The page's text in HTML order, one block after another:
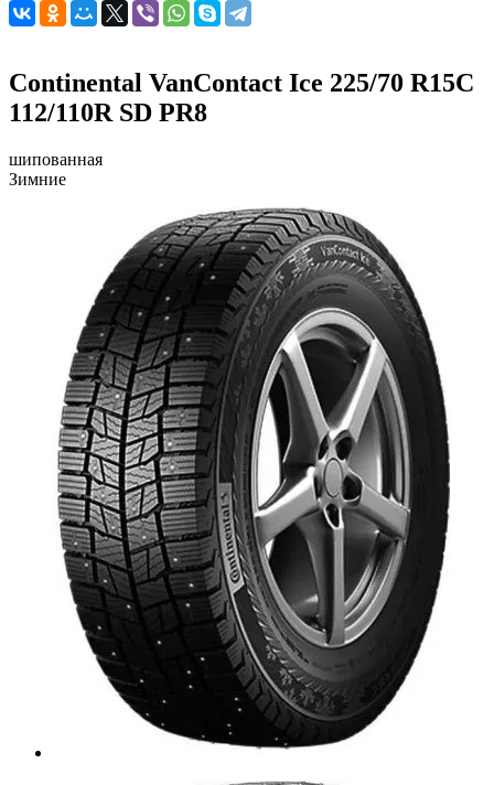
Continental VanContact Ice 225/70 R15C
112/110R SD PR8
шипованная
Зимние